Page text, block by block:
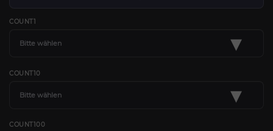
COUNT1
Bitte wählen ▾
COUNT10
Bitte wählen ▾
COUNT100